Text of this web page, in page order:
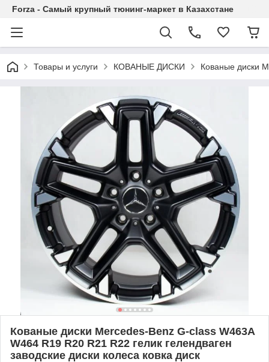
Forza - Самый крупный тюнинг-маркет в Казахстане
Товары и услуги КОВАНЫЕ ДИСКИ Кованые диски
Кованые диски Mercedes-Benz G-class W463A
W464 R19 R20 R21 R22 гелик гелендваген
заводские диски колеса ковка диск